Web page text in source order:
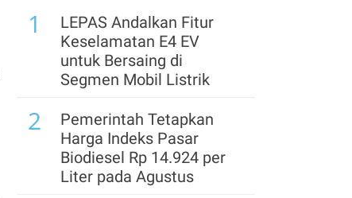
1
LEPAS Andalkan Fitur
Keselamatan E4 EV
untuk Bersaing di
Segmen Mobil Listrik
2
Pemerintah Tetapkan
Harga Indeks Pasar
Biodiesel Rp 14.924 per
Liter pada Agustus